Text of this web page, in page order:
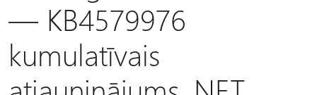
— KB4579976
kumulatīvais